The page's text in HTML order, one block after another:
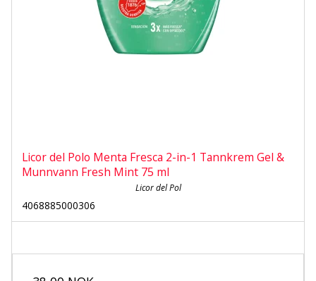
Licor del Polo Menta Fresca 2-in-1 Tannkrem Gel &
Munnvann Fresh Mint 75 ml
Licor del Pol
4068885000306